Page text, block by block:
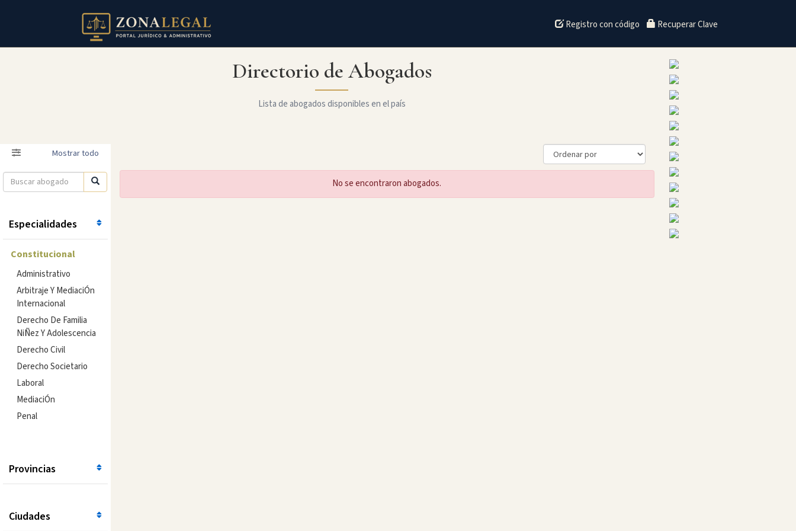
Registro con código Recuperar Clave
Directorio de Abogados
Lista de abogados disponibles en el país
Filtro Mostrar todo
Especialidades
Constitucional
Administrativo
Arbitraje Y MediaciÓn
Internacional
Derecho De Familia
NiÑez Y Adolescencia
Derecho Civil
Derecho Societario
Laboral
MediaciÓn
Penal
Provincias
Ciudades
No se encontraron abogados.